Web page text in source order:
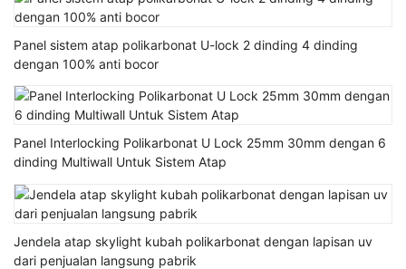
Panel sistem atap polikarbonat U-lock 2 dinding 4 dinding
dengan 100% anti bocor
Panel Interlocking Polikarbonat U Lock 25mm 30mm dengan 6
dinding Multiwall Untuk Sistem Atap
Jendela atap skylight kubah polikarbonat dengan lapisan uv
dari penjualan langsung pabrik